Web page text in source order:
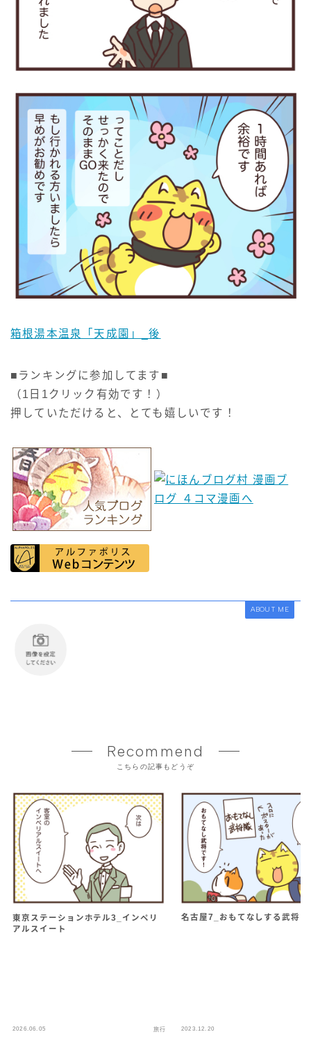
箱根湯本温泉「天成園」_後
■ランキングに参加してます■
（1日1クリック有効です！）
押していただけると、とても嬉しいです！
ABOUT ME
Recommend
こちらの記事もどうぞ
東京ステーションホテル3_インペリ
アルスイート
2026.06.05 旅行
名古屋7_おもてなしする武将
2023.12.20